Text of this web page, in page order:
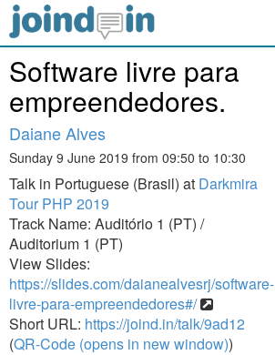
Software livre para
empreendedores.
Daiane Alves
Sunday 9 June 2019 from 09:50 to 10:30
Talk in Portuguese (Brasil) at Darkmira
Tour PHP 2019
Track Name: Auditório 1 (PT) /
Auditorium 1 (PT)
View Slides:
https://slides.com/daianealvesrj/software-
livre-para-empreendedores#/
Short URL: https://joind.in/talk/9ad12
(QR-Code (opens in new window))